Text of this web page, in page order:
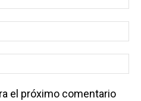
el próximo comentario